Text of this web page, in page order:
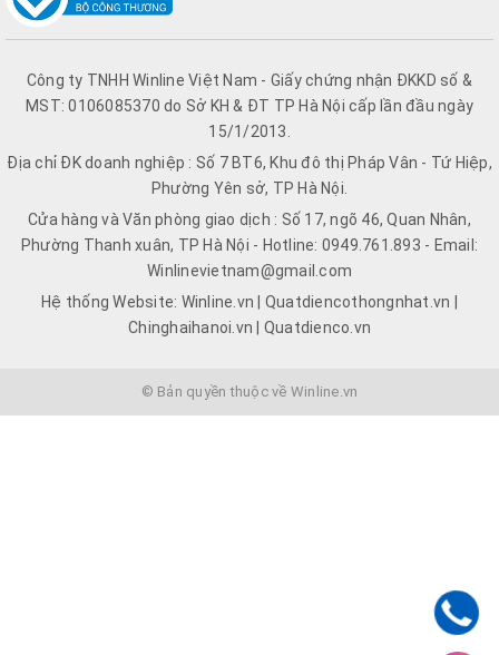
Công ty TNHH Winline Việt Nam - Giấy chứng nhận ĐKKD số &
MST: 0106085370 do Sở KH & ĐT TP Hà Nội cấp lần đầu ngày
15/1/2013.
Địa chỉ ĐK doanh nghiệp : Số 7 BT6, Khu đô thị Pháp Vân - Tứ Hiệp,
Phường Yên sở, TP Hà Nội.
Cửa hàng và Văn phòng giao dịch : Số 17, ngõ 46, Quan Nhân,
Phường Thanh xuân, TP Hà Nội - Hotline: 0949.761.893 - Email:
Winlinevietnam@gmail.com
Hệ thống Website: Winline.vn | Quatdiencothongnhat.vn |
Chinghaihanoi.vn | Quatdienco.vn
© Bản quyền thuộc về Winline.vn